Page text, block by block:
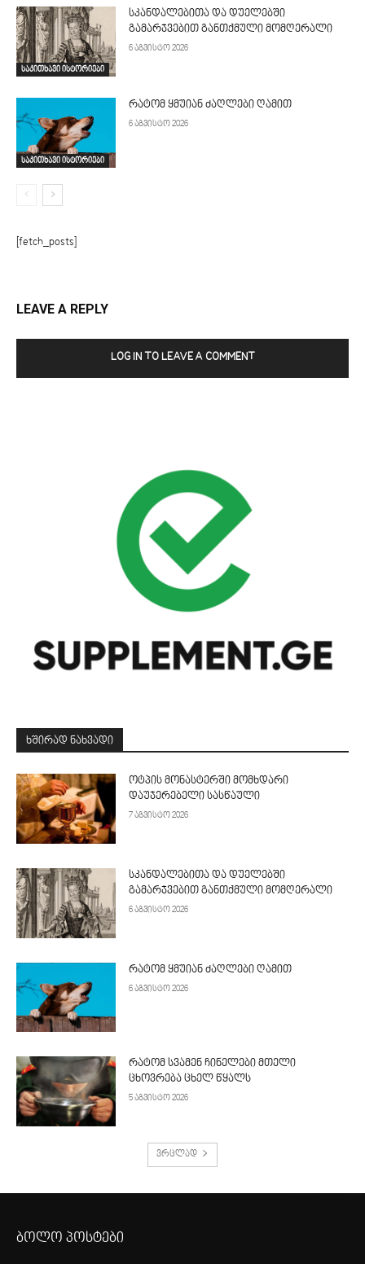
საკითხავი ისტორიები
სკანდალებითა და დუელებში
გამარჯვებით განთქმული მომღერალი
6 აგვისტო 2026
საკითხავი ისტორიები
რატომ ყმუიან ძაღლები ღამით
6 აგვისტო 2026
[fetch_posts]
LEAVE A REPLY
LOG IN TO LEAVE A COMMENT
ᲮᲨᲘᲠᲐᲓ ᲜᲐᲮᲕᲐᲓᲘ
ოტპის მონასტერში მომხდარი
დაუჯერებელი სასწაული
7 აგვისტო 2026
სკანდალებითა და დუელებში
გამარჯვებით განთქმული მომღერალი
6 აგვისტო 2026
რატომ ყმუიან ძაღლები ღამით
6 აგვისტო 2026
რატომ სვამენ ჩინელები მთელი
ცხოვრება ცხელ წყალს
5 აგვისტო 2026
ვრცლად
ბოლო პოსტები